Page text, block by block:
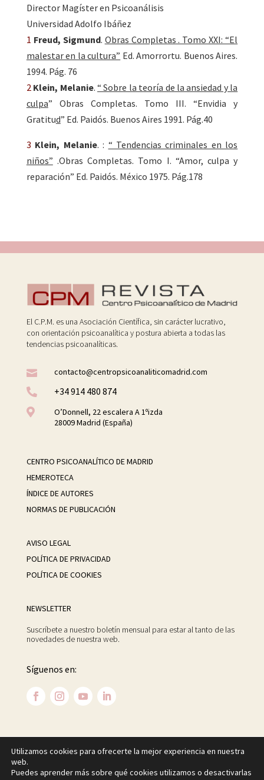
Director Magíster en Psicoanálisis
Universidad Adolfo Ibáñez
1 Freud, Sigmund. Obras Completas . Tomo XXI: “El
malestar en la cultura” Ed. Amorrortu. Buenos Aires.
1994. Pág. 76
2 Klein, Melanie.“ Sobre la teoría de la ansiedad y la
culpa” Obras Completas. Tomo III. “Envidia y
Gratitud” Ed. Paidós. Buenos Aires 1991. Pág.40
3 Klein, Melanie. : “ Tendencias criminales en los
niños” .Obras Completas. Tomo I. “Amor, culpa y
reparación” Ed. Paidós. México 1975. Pág.178
El C.P.M. es una Asociación Científica, sin carácter lucrativo,
con orientación psicoanalítica y postura abierta a todas las
tendencias psicoanalíticas.

contacto@centropsicoanaliticomadrid.com

+34 914 480 874

O’Donnell, 22 escalera A 1ºizda
28009 Madrid (España)
CENTRO PSICOANALÍTICO DE MADRID
HEMEROTECA
ÍNDICE DE AUTORES
NORMAS DE PUBLICACIÓN
AVISO LEGAL
POLÍTICA DE PRIVACIDAD
POLÍTICA DE COOKIES
NEWSLETTER
Suscríbete a nuestro boletín mensual para estar al tanto de las
novedades de nuestra web.
Síguenos en:
©2026 Centro Psicoanalítico de Madrid. Todos los
derechos reservados.
Utilizamos cookies para ofrecerte la mejor experiencia en nuestra
web.
Puedes aprender más sobre qué cookies utilizamos o desactivarlas